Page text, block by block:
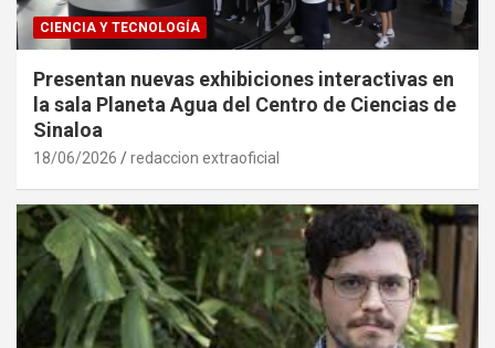
CIENCIA Y TECNOLOGÍA
Presentan nuevas exhibiciones interactivas en
la sala Planeta Agua del Centro de Ciencias de
Sinaloa
18/06/2026 redaccion extraoficial